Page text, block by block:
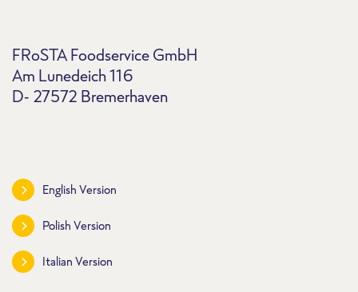
FRoSTA Foodservice GmbH
Am Lunedeich 116
D- 27572 Bremerhaven
English Version
Polish Version
Italian Version